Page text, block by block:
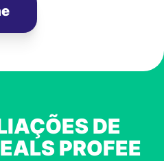
DE
PROFEE